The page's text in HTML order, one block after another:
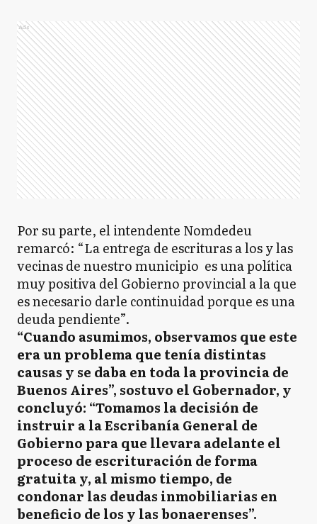
Ads
Por su parte, el intendente Nomdedeu
remarcó: “La entrega de escrituras a los y las
vecinas de nuestro municipio es una política
muy positiva del Gobierno provincial a la que
es necesario darle continuidad porque es una
deuda pendiente”.
“Cuando asumimos, observamos que este
era un problema que tenía distintas
causas y se daba en toda la provincia de
Buenos Aires”, sostuvo el Gobernador, y
concluyó: “Tomamos la decisión de
instruir a la Escribanía General de
Gobierno para que llevara adelante el
proceso de escrituración de forma
gratuita y, al mismo tiempo, de
condonar las deudas inmobiliarias en
beneficio de los y las bonaerenses”.